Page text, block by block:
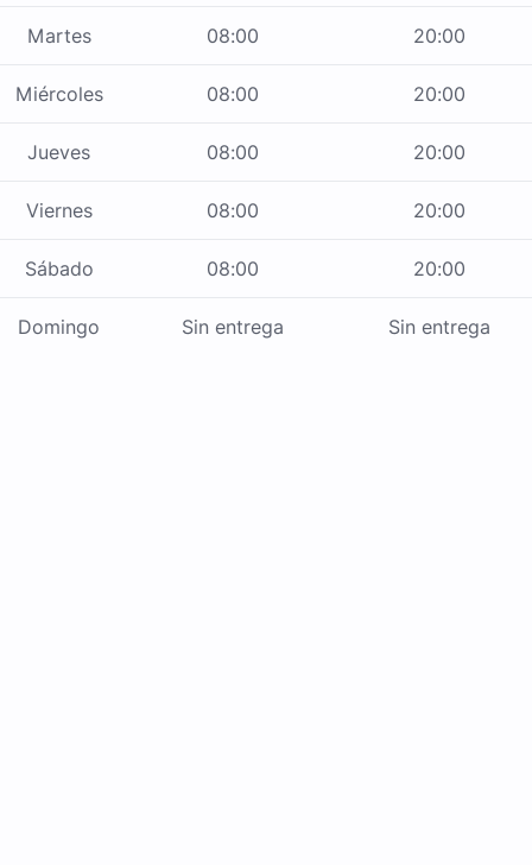
Martes 08:00 20:00
Miércoles 08:00 20:00
Jueves 08:00 20:00
Viernes 08:00 20:00
Sábado 08:00 20:00
Domingo Sin entrega Sin entrega